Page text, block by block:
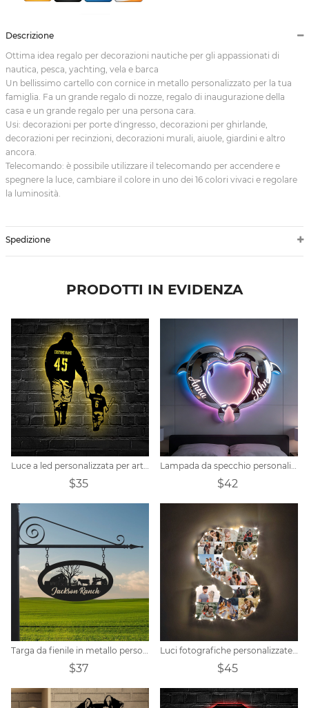
Descrizione
Ottima idea regalo per decorazioni nautiche per gli appassionati di
nautica, pesca, yachting, vela e barca
Un bellissimo cartello con cornice in metallo personalizzato per la tua
famiglia. Fa un grande regalo di nozze, regalo di inaugurazione della
casa e un grande regalo per una persona cara.
Usi: decorazioni per porte d'ingresso, decorazioni per ghirlande,
decorazioni per recinzioni, decorazioni murali, aiuole, giardini e altro
ancora.
Telecomando: è possibile utilizzare il telecomando per accendere e
spegnere la luce, cambiare il colore in uno dei 16 colori vivaci e regolare
la luminosità.
Spedizione
PRODOTTI IN EVIDENZA
$35 $42
$37 $45